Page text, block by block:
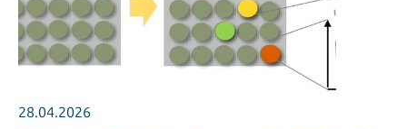
28.04.2026